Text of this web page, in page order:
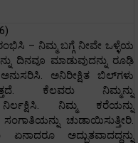
– ನಿಮ್ಮ ಬಗ್ಗೆ ನೀವೇ ಒಳ್ಳೆಯ
ದಿನವೂ ಮಾಡುವುದನ್ನು ರೂಢಿ
ಅನಿರೀಕ್ಷಿತ ಬಿಲ್‌ಗಳು
ಕೆಲವರು ನಿಮ್ಮನ್ನು
ನಿಮ್ಮ ಕರೆಯನ್ನು
ಚುಡಾಯಿಸುತ್ತೀರಿ.
ಅದ್ಭುತವಾದದ್ದನ್ನು